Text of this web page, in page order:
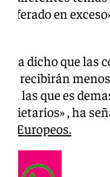
en
ha dicho que
recibirán
en las que es
, ha
Europeos.